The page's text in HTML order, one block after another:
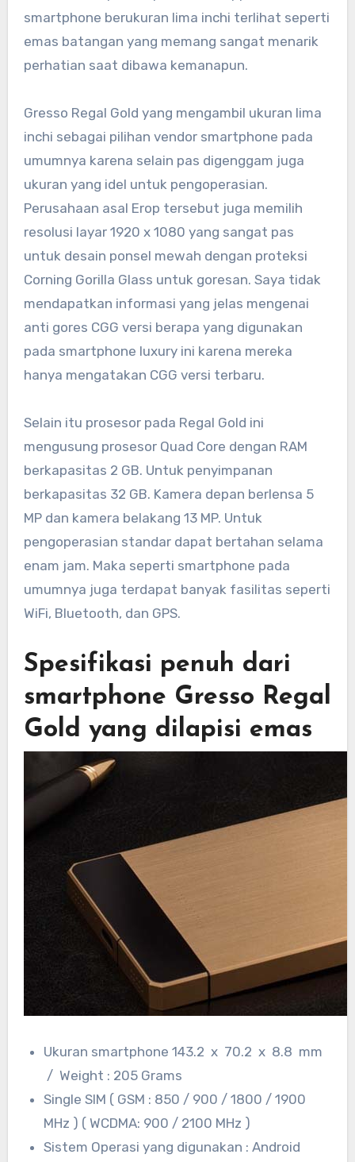
smartphone berukuran lima inchi terlihat seperti
emas batangan yang memang sangat menarik
perhatian saat dibawa kemanapun.
Gresso Regal Gold yang mengambil ukuran lima
inchi sebagai pilihan vendor smartphone pada
umumnya karena selain pas digenggam juga
ukuran yang idel untuk pengoperasian.
Perusahaan asal Erop tersebut juga memilih
resolusi layar 1920 x 1080 yang sangat pas
untuk desain ponsel mewah dengan proteksi
Corning Gorilla Glass untuk goresan. Saya tidak
mendapatkan informasi yang jelas mengenai
anti gores CGG versi berapa yang digunakan
pada smartphone luxury ini karena mereka
hanya mengatakan CGG versi terbaru.
Selain itu prosesor pada Regal Gold ini
mengusung prosesor Quad Core dengan RAM
berkapasitas 2 GB. Untuk penyimpanan
berkapasitas 32 GB. Kamera depan berlensa 5
MP dan kamera belakang 13 MP. Untuk
pengoperasian standar dapat bertahan selama
enam jam. Maka seperti smartphone pada
umumnya juga terdapat banyak fasilitas seperti
WiFi, Bluetooth, dan GPS.
Spesifikasi penuh dari
smartphone Gresso Regal
Gold yang dilapisi emas
Ukuran smartphone 143.2 x 70.2 x 8.8 mm
/ Weight : 205 Grams
Single SIM ( GSM : 850 / 900 / 1800 / 1900
MHz ) ( WCDMA: 900 / 2100 MHz )
Sistem Operasi yang digunakan : Android